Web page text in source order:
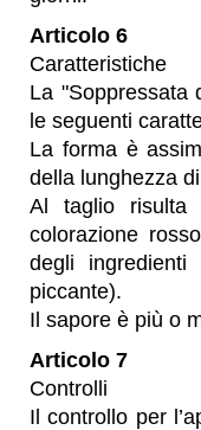
Articolo 6
Caratteristiche
La "Soppressata
le seguenti
La forma è
della lunghezza
Al taglio risulta
colorazione
degli
piccante).
Il sapore è più o
Articolo 7
Controlli
Il controllo per